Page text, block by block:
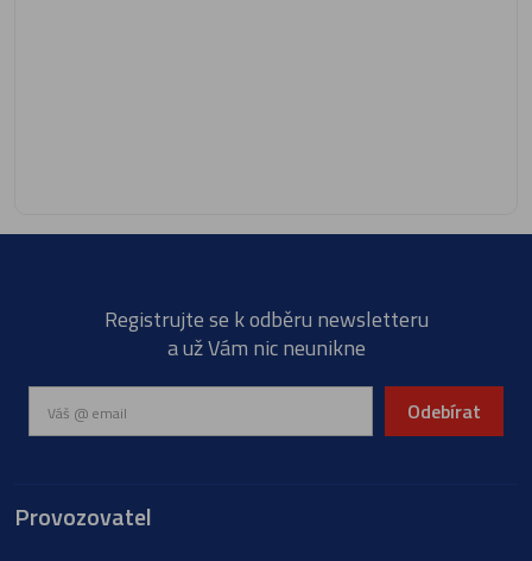
Registrujte se k odběru newsletteru
a už Vám nic neunikne
Odebírat
Provozovatel